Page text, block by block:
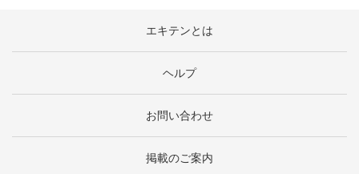
エキテンとは
ヘルプ
お問い合わせ
掲載のご案内